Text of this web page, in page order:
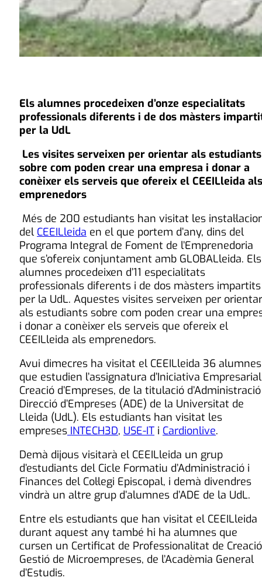
Els alumnes procedeixen d’onze especialitats
professionals diferents i de dos màsters
per la UdL
Les visites serveixen per orientar als estudiants
sobre com poden crear una empresa i donar a
conèixer els serveis que ofereix el CEEILleida als
emprenedors
Més de 200 estudiants han visitat les
del CEEILleida en el que portem d’any, dins del
Programa Integral de Foment de l’Emprenedoria
que s’ofereix conjuntament amb GLOBALleida. Els
alumnes procedeixen d’11 especialitats
professionals diferents i de dos màsters impartits
per la UdL. Aquestes visites serveixen per orientar
als estudiants sobre com poden crear una
i donar a conèixer els serveis que ofereix el
CEEILleida als emprenedors.
Avui dimecres ha visitat el CEEILleida 36 alumnes
que estudien l’assignatura d’Iniciativa
Creació d’Empreses, de la titulació
Direcció d’Empreses (ADE) de la Universitat de
Lleida (UdL). Els estudiants han visitat les
empreses INTECH3D, USE-IT i Cardionlive.
Demà dijous visitarà el CEEILleida un grup
d’estudiants del Cicle Formatiu d’Administració i
Finances del Col·legi Episcopal, i demà divendres
vindrà un altre grup d’alumnes d’ADE de la UdL.
Entre els estudiants que han visitat el CEEILleida
durant aquest any també hi ha alumnes que
cursen un Certificat de Professionalitat de
Gestió de Microempreses, de l’Acadèmia General
d’Estudis.